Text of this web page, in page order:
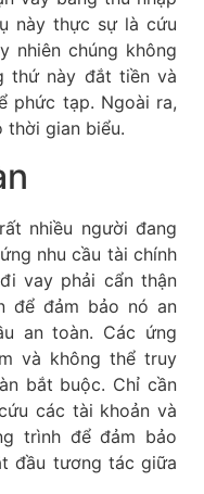
này thực sự là cứu
nhiên chúng không
thứ này đắt tiền và
phức tạp. Ngoài ra,
thời gian biểu.
nhiều người đang
nhu cầu tài chính
vay phải cẩn thận
để đảm bảo nó an
an toàn. Các ứng
và không thể truy
bắt buộc. Chỉ cần
các tài khoản và
trình để đảm bảo
đầu tương tác giữa